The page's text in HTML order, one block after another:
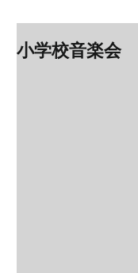
小学校音楽会